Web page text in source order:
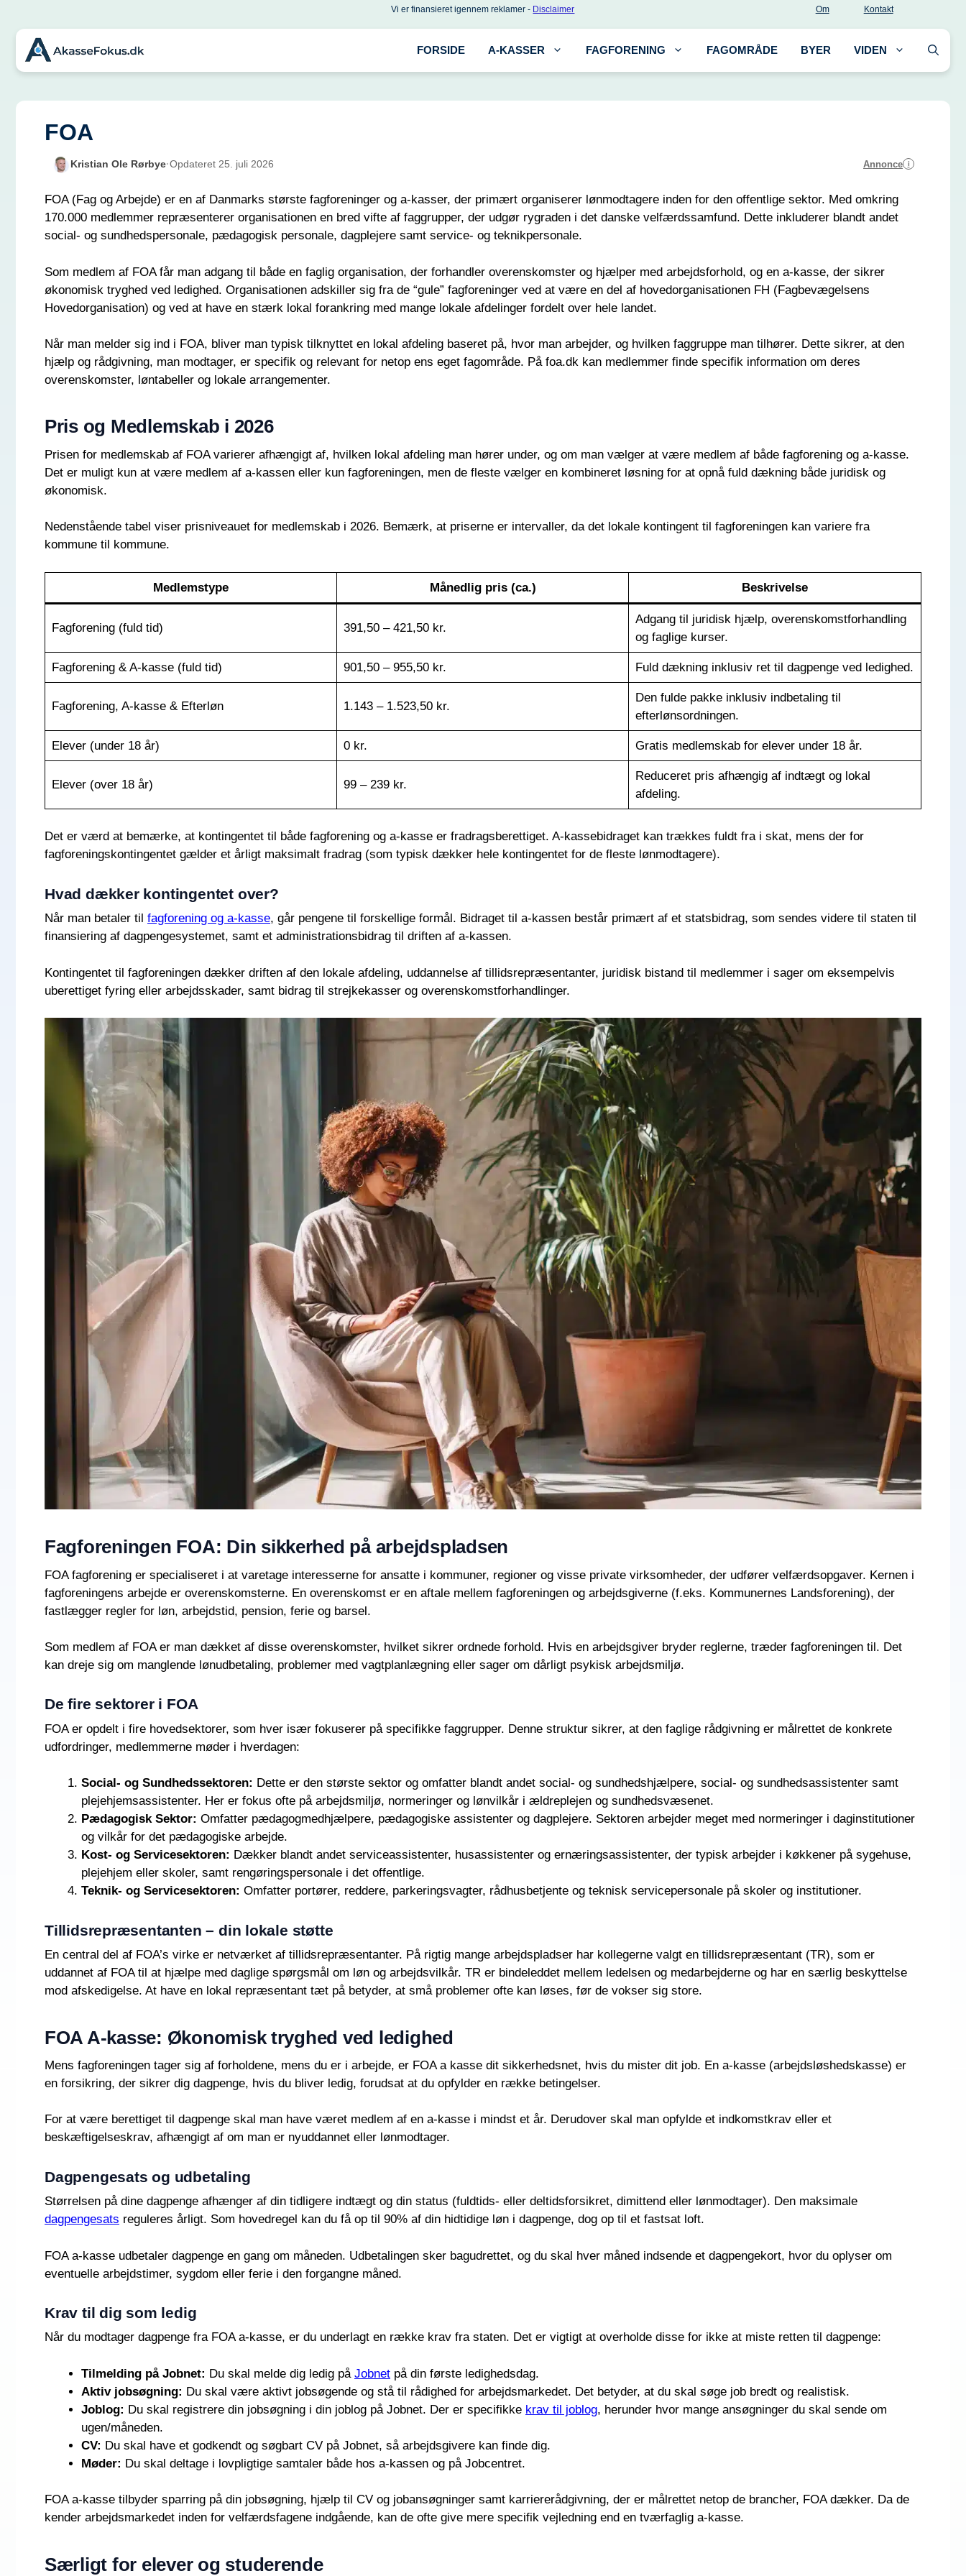
indhold
Vi er finansieret igennem reklamer - Disclaimer Om Kontakt
FORSIDE A-KASSER FAGFORENING FAGOMRÅDE BYER VIDEN
FOA
Kristian Ole Rørbye·Opdateret 25. juli 2026 Annonce i
FOA (Fag og Arbejde) er en af Danmarks største fagforeninger og a-kasser, der primært organiserer lønmodtagere inden for den offentlige sektor. Med omkring
170.000 medlemmer repræsenterer organisationen en bred vifte af faggrupper, der udgør rygraden i det danske velfærdssamfund. Dette inkluderer blandt andet
social- og sundhedspersonale, pædagogisk personale, dagplejere samt service- og teknikpersonale.
Som medlem af FOA får man adgang til både en faglig organisation, der forhandler overenskomster og hjælper med arbejdsforhold, og en a-kasse, der sikrer
økonomisk tryghed ved ledighed. Organisationen adskiller sig fra de “gule” fagforeninger ved at være en del af hovedorganisationen FH (Fagbevægelsens
Hovedorganisation) og ved at have en stærk lokal forankring med mange lokale afdelinger fordelt over hele landet.
Når man melder sig ind i FOA, bliver man typisk tilknyttet en lokal afdeling baseret på, hvor man arbejder, og hvilken faggruppe man tilhører. Dette sikrer, at den
hjælp og rådgivning, man modtager, er specifik og relevant for netop ens eget fagområde. På foa.dk kan medlemmer finde specifik information om deres
overenskomster, løntabeller og lokale arrangementer.
Pris og Medlemskab i 2026
Prisen for medlemskab af FOA varierer afhængigt af, hvilken lokal afdeling man hører under, og om man vælger at være medlem af både fagforening og a-kasse.
Det er muligt kun at være medlem af a-kassen eller kun fagforeningen, men de fleste vælger en kombineret løsning for at opnå fuld dækning både juridisk og
økonomisk.
Nedenstående tabel viser prisniveauet for medlemskab i 2026. Bemærk, at priserne er intervaller, da det lokale kontingent til fagforeningen kan variere fra
kommune til kommune.
Medlemstype Månedlig pris (ca.) Beskrivelse
Fagforening (fuld tid) 391,50 – 421,50 kr.
Adgang til juridisk hjælp, overenskomstforhandling
og faglige kurser.
Fagforening & A-kasse (fuld tid) 901,50 – 955,50 kr. Fuld dækning inklusiv ret til dagpenge ved ledighed.
Fagforening, A-kasse & Efterløn 1.143 – 1.523,50 kr.
Den fulde pakke inklusiv indbetaling til
efterlønsordningen.
Elever (under 18 år) 0 kr. Gratis medlemskab for elever under 18 år.
Elever (over 18 år) 99 – 239 kr.
Reduceret pris afhængig af indtægt og lokal
afdeling.
Det er værd at bemærke, at kontingentet til både fagforening og a-kasse er fradragsberettiget. A-kassebidraget kan trækkes fuldt fra i skat, mens der for
fagforeningskontingentet gælder et årligt maksimalt fradrag (som typisk dækker hele kontingentet for de fleste lønmodtagere).
Hvad dækker kontingentet over?
Når man betaler til fagforening og a-kasse, går pengene til forskellige formål. Bidraget til a-kassen består primært af et statsbidrag, som sendes videre til staten til
finansiering af dagpengesystemet, samt et administrationsbidrag til driften af a-kassen.
Kontingentet til fagforeningen dækker driften af den lokale afdeling, uddannelse af tillidsrepræsentanter, juridisk bistand til medlemmer i sager om eksempelvis
uberettiget fyring eller arbejdsskader, samt bidrag til strejkekasser og overenskomstforhandlinger.
Fagforeningen FOA: Din sikkerhed på arbejdspladsen
FOA fagforening er specialiseret i at varetage interesserne for ansatte i kommuner, regioner og visse private virksomheder, der udfører velfærdsopgaver. Kernen i
fagforeningens arbejde er overenskomsterne. En overenskomst er en aftale mellem fagforeningen og arbejdsgiverne (f.eks. Kommunernes Landsforening), der
fastlægger regler for løn, arbejdstid, pension, ferie og barsel.
Som medlem af FOA er man dækket af disse overenskomster, hvilket sikrer ordnede forhold. Hvis en arbejdsgiver bryder reglerne, træder fagforeningen til. Det
kan dreje sig om manglende lønudbetaling, problemer med vagtplanlægning eller sager om dårligt psykisk arbejdsmiljø.
De fire sektorer i FOA
FOA er opdelt i fire hovedsektorer, som hver især fokuserer på specifikke faggrupper. Denne struktur sikrer, at den faglige rådgivning er målrettet de konkrete
udfordringer, medlemmerne møder i hverdagen:
Social- og Sundhedssektoren: Dette er den største sektor og omfatter blandt andet social- og sundhedshjælpere, social- og sundhedsassistenter samt
plejehjemsassistenter. Her er fokus ofte på arbejdsmiljø, normeringer og lønvilkår i ældreplejen og sundhedsvæsenet.
Pædagogisk Sektor: Omfatter pædagogmedhjælpere, pædagogiske assistenter og dagplejere. Sektoren arbejder meget med normeringer i daginstitutioner
og vilkår for det pædagogiske arbejde.
Kost- og Servicesektoren: Dækker blandt andet serviceassistenter, husassistenter og ernæringsassistenter, der typisk arbejder i køkkener på sygehuse,
plejehjem eller skoler, samt rengøringspersonale i det offentlige.
Teknik- og Servicesektoren: Omfatter portører, reddere, parkeringsvagter, rådhusbetjente og teknisk servicepersonale på skoler og institutioner.
Tillidsrepræsentanten – din lokale støtte
En central del af FOA’s virke er netværket af tillidsrepræsentanter. På rigtig mange arbejdspladser har kollegerne valgt en tillidsrepræsentant (TR), som er
uddannet af FOA til at hjælpe med daglige spørgsmål om løn og arbejdsvilkår. TR er bindeleddet mellem ledelsen og medarbejderne og har en særlig beskyttelse
mod afskedigelse. At have en lokal repræsentant tæt på betyder, at små problemer ofte kan løses, før de vokser sig store.
FOA A-kasse: Økonomisk tryghed ved ledighed
Mens fagforeningen tager sig af forholdene, mens du er i arbejde, er FOA a kasse dit sikkerhedsnet, hvis du mister dit job. En a-kasse (arbejdsløshedskasse) er
en forsikring, der sikrer dig dagpenge, hvis du bliver ledig, forudsat at du opfylder en række betingelser.
For at være berettiget til dagpenge skal man have været medlem af en a-kasse i mindst et år. Derudover skal man opfylde et indkomstkrav eller et
beskæftigelseskrav, afhængigt af om man er nyuddannet eller lønmodtager.
Dagpengesats og udbetaling
Størrelsen på dine dagpenge afhænger af din tidligere indtægt og din status (fuldtids- eller deltidsforsikret, dimittend eller lønmodtager). Den maksimale
dagpengesats reguleres årligt. Som hovedregel kan du få op til 90% af din hidtidige løn i dagpenge, dog op til et fastsat loft.
FOA a-kasse udbetaler dagpenge en gang om måneden. Udbetalingen sker bagudrettet, og du skal hver måned indsende et dagpengekort, hvor du oplyser om
eventuelle arbejdstimer, sygdom eller ferie i den forgangne måned.
Krav til dig som ledig
Når du modtager dagpenge fra FOA a-kasse, er du underlagt en række krav fra staten. Det er vigtigt at overholde disse for ikke at miste retten til dagpenge:
Tilmelding på Jobnet: Du skal melde dig ledig på Jobnet på din første ledighedsdag.
Aktiv jobsøgning: Du skal være aktivt jobsøgende og stå til rådighed for arbejdsmarkedet. Det betyder, at du skal søge job bredt og realistisk.
Joblog: Du skal registrere din jobsøgning i din joblog på Jobnet. Der er specifikke krav til joblog, herunder hvor mange ansøgninger du skal sende om
ugen/måneden.
CV: Du skal have et godkendt og søgbart CV på Jobnet, så arbejdsgivere kan finde dig.
Møder: Du skal deltage i lovpligtige samtaler både hos a-kassen og på Jobcentret.
FOA a-kasse tilbyder sparring på din jobsøgning, hjælp til CV og jobansøgninger samt karriererådgivning, der er målrettet netop de brancher, FOA dækker. Da de
kender arbejdsmarkedet inden for velfærdsfagene indgående, kan de ofte give mere specifik vejledning end en tværfaglig a-kasse.
Særligt for elever og studerende